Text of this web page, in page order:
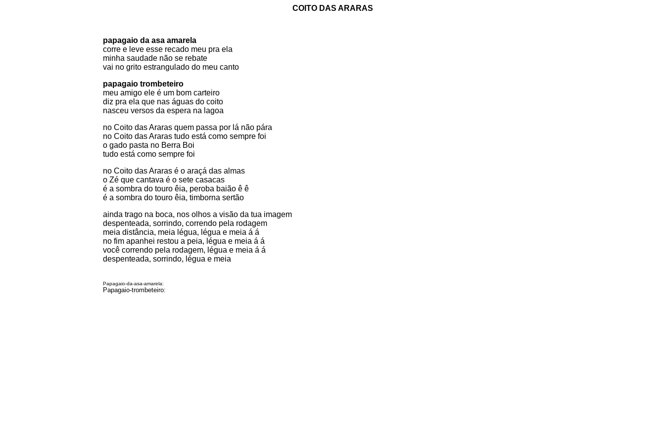
COITO DAS ARARAS
papagaio da asa amarela
corre e leve esse recado meu pra ela
minha saudade não se rebate
vai no grito estrangulado do meu canto
papagaio trombeteiro
meu amigo ele é um bom carteiro
diz pra ela que nas águas do coito
nasceu versos da espera na lagoa
no Coito das Araras quem passa por lá não pára
no Coito das Araras tudo está como sempre foi
o gado pasta no Berra Boi
tudo está como sempre foi
no Coito das Araras é o araçá das almas
o Zé que cantava é o sete casacas
é a sombra do touro êia, peroba baião ê ê
é a sombra do touro êia, timborna sertão
ainda trago na boca, nos olhos a visão da tua imagem
despenteada, sorrindo, correndo pela rodagem
meia distância, meia légua, légua e meia á á
no fim apanhei restou a peia, légua e meia á á
você correndo pela rodagem, légua e meia á á
despenteada, sorrindo, légua e meia
Papagaio-da-asa-amarela:
Papagaio-trombeteiro: